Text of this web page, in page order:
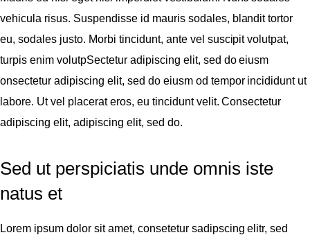
vehicula risus. Suspendisse id mauris sodales, blandit tortor
eu, sodales justo. Morbi tincidunt, ante vel suscipit volutpat,
turpis enim volutpSectetur adipiscing elit, sed do eiusm
onsectetur adipiscing elit, sed do eiusm od tempor incididunt ut
labore. Ut vel placerat eros, eu tincidunt velit. Consectetur
adipiscing elit, adipiscing elit, sed do.
Sed ut perspiciatis unde omnis iste
natus et
Lorem ipsum dolor sit amet, consetetur sadipscing elitr, sed